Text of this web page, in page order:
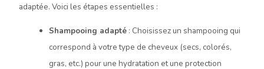
adaptée. Voici les étapes essentielles :
Shampooing adapté : Choisissez un shampooing qui
correspond à votre type de cheveux (secs, colorés,
gras, etc.) pour une hydratation et une protection